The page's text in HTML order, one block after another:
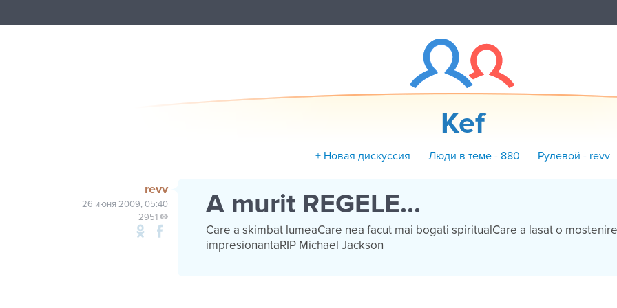
Kef
+ Новая дискуссия Люди в теме - 880 Рулевой - revv
revv
26 июня 2009, 05:40
2951
A murit REGELE...
Care a skimbat lumeaCare nea facut mai bogati spiritualCare a lasat o
impresionantaRIP Michael Jackson